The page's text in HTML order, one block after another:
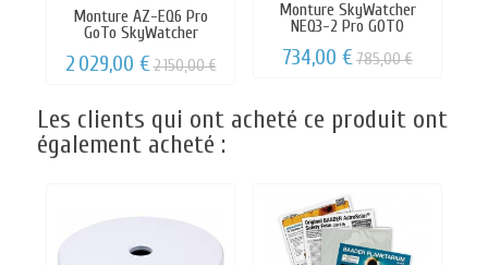
Monture AZ-EQ6 Pro
GoTo SkyWatcher
2 029,00 €2 150,00 €
Monture SkyWatcher
NEQ3-2 Pro GOTO
734,00 €785,00 €
Les clients qui ont acheté ce produit ont
également acheté :